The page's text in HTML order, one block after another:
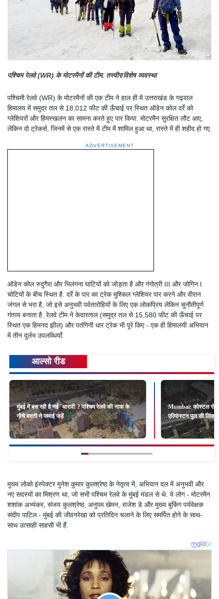
पश्चिम रेलवे (WR) के मोटरमैनों की टीम. तस्वीर/विशेष व्यवस्था
पश्चिमी रेलवे (WR) के मोटरमैनों की एक टीम ने हाल ही में उत्तराखंड के गढ़वाल
हिमालय में समुद्र तल से 18,012 फीट की ऊँचाई पर स्थित ऑडेन कोल दर्रे को
ग्लेशियरों और हिमस्खलन का सामना करते हुए पार किया. मोटरमैन सुरक्षित लौट आए,
लेकिन दो ट्रेकर्स, जिनमें से एक रास्ते में टीम में शामिल हुआ था, रास्ते में ही शहीद हो गए.
ADVERTISEMENT
ऑडेन कोल रुदुगैरा और भिलंगना घाटियों को जोड़ता है और गंगोत्री III और जोगिन I
चोटियों के बीच स्थित है. दर्रे के पार का ट्रेक मुश्किल ग्लेशियर पार करने और वीरान
जंगल से भरा है, जो इसे अनुभवी पर्वतारोहियों के लिए एक लोकप्रिय लेकिन चुनौतीपूर्ण
गंतव्य बनाता है. रेलवे टीम ने केदारताल (समुद्र तल से 15,580 फीट की ऊँचाई पर
स्थित एक हिमनद झील) और पतंगिनी धार ट्रेक भी पूरे किए - एक ही हिमालयी अभियान
में तीन दुर्लभ उपलब्धियाँ.
आल्सो रीड
मुंबई में बस रही है नई `धारावी`? पश्चिम रेलवे की नाक के
नीचे बस्ती ने जमाई जड़ें
Mumbai: कोस्टल रोड
एल्फिंस्टन पुल सी लिंक
मुख्य लोको इंस्पेक्टर मुनेश कुमार कुलश्रेष्ठ के नेतृत्व में, अभियान दल में अनुभवी और
नए सदस्यों का मिश्रण था, जो सभी पश्चिम रेलवे के मुंबई मंडल से थे. ये लोग - मोटरमैन
शशांक अभ्यंकर, संजय कुलश्रेष्ठ, अनुपम खेमन, राजेश डे और मुख्य बुकिंग पर्यवेक्षक
संदीप पाटिल - मुंबई की जीवनरेखा को प्रतिदिन चलाने के लिए समर्पित होने के साथ-
साथ उत्साही साहसी भी हैं.